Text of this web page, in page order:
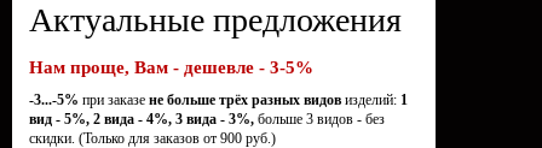
Актуальные предложения
Нам проще, Вам - дешевле - 3-5%
-3...-5% при заказе не больше трёх разных видов изделий: 1
вид - 5%, 2 вида - 4%, 3 вида - 3%, больше 3 видов - без
скидки. (Только для заказов от 900 руб.)